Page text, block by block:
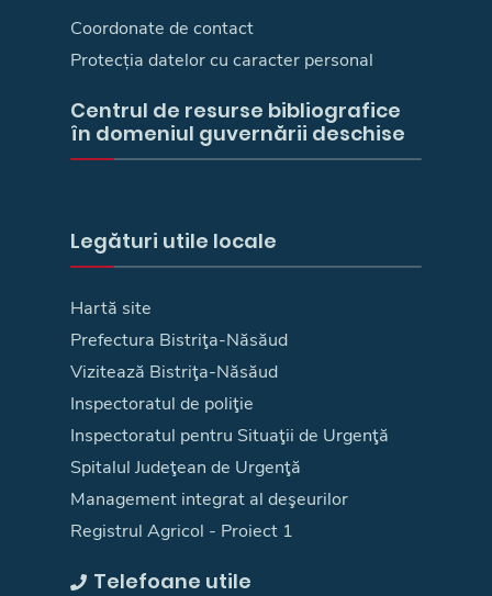
Coordonate de contact
Protecția datelor cu caracter personal
Centrul de resurse bibliografice
în domeniul guvernării deschise
Legături utile locale
Hartă site
Prefectura Bistriţa-Năsăud
Vizitează Bistriţa-Năsăud
Inspectoratul de poliţie
Inspectoratul pentru Situaţii de Urgenţă
Spitalul Judeţean de Urgenţă
Management integrat al deşeurilor
Registrul Agricol - Proiect 1
Telefoane utile